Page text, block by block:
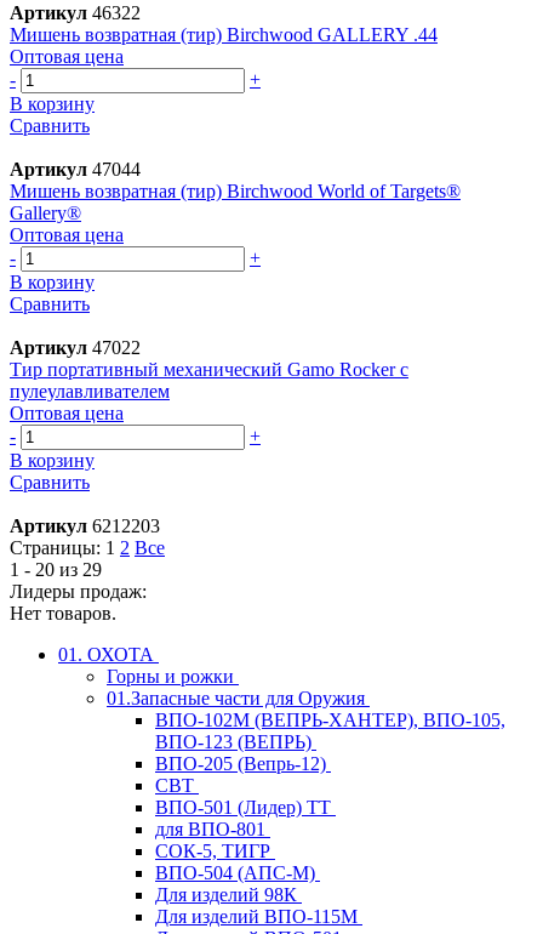
Артикул 46322
Мишень возвратная (тир) Birchwood GALLERY .44
Оптовая цена
-
+
В корзину
Сравнить
Артикул 47044
Мишень возвратная (тир) Birchwood World of Targets®
Gallery®
Оптовая цена
-
+
В корзину
Сравнить
Артикул 47022
Тир портативный механический Gamo Rocker с
пулеулавливателем
Оптовая цена
-
+
В корзину
Сравнить
Артикул 6212203
Страницы: 1 2 Все
1 - 20 из 29
Лидеры продаж:
Нет товаров.
01. ОХОТА
Горны и рожки
01.Запасные части для Оружия
ВПО-102М (ВЕПРЬ-ХАНТЕР), ВПО-105,
ВПО-123 (ВЕПРЬ)
ВПО-205 (Вепрь-12)
СВТ
ВПО-501 (Лидер) ТТ
для ВПО-801
СОК-5, ТИГР
ВПО-504 (АПС-М)
Для изделий 98К
Для изделий ВПО-115М